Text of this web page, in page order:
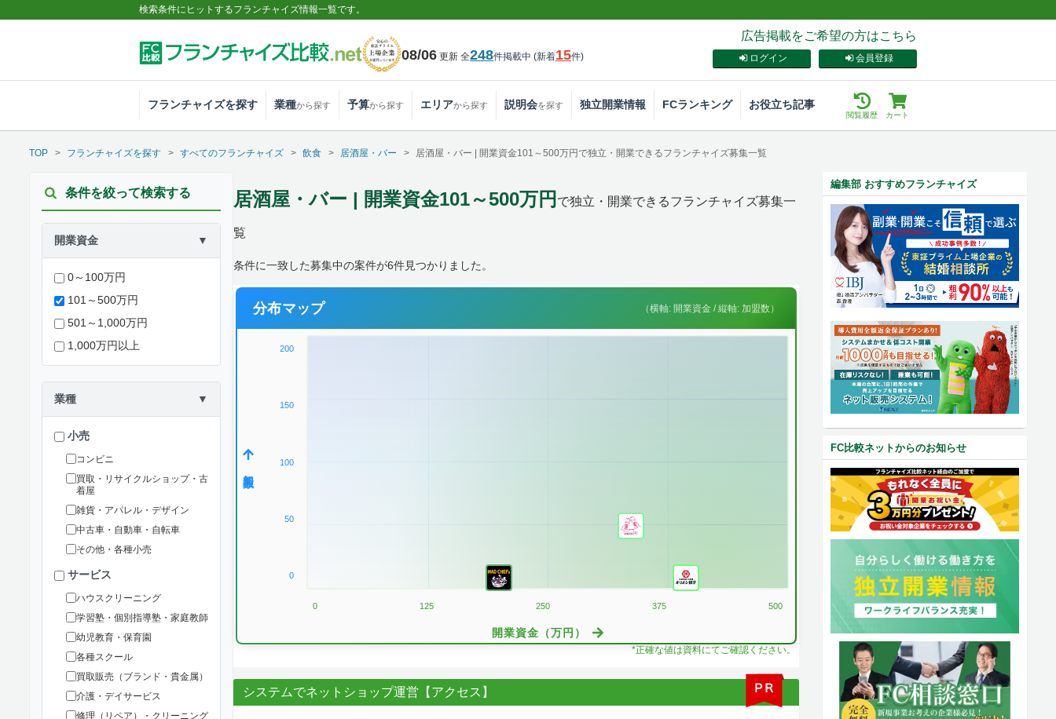
検索条件にヒットするフランチャイズ情報一覧です。
08/06 更新 全248件掲載中 (新着15件)
広告掲載をご希望の方はこちら
会員登録
ログイン
フランチャイズを探す 業種から探す 予算から探す エリアから探す 説明会を探す 独立開業情報 FCランキング お役立ち記事
カート
閲覧履歴
TOP フランチャイズを探す すべてのフランチャイズ 飲食 居酒屋・バー 居酒屋・バー | 開業資金101～500万円で独立・開業できるフランチャイズ募集一覧
条件を絞って検索する
開業資金 ▼
0～100万円
101～500万円
501～1,000万円
1,000万円以上
業種 ▼
小売
コンビニ
買取・リサイクルショップ・古
着屋
雑貨・アパレル・デザイン
中古車・自動車・自転車
その他・各種小売
サービス
ハウスクリーニング
学習塾・個別指導塾・家庭教師
幼児教育・保育園
各種スクール
買取販売（ブランド・貴金属）
介護・デイサービス
修理（リペア）・クリーニング
居酒屋・バー | 開業資金101～500万円 で独立・開業できるフランチャイズ募集一
覧
条件に一致した募集中の案件が6件見つかりました。
分布マップ （横軸: 開業資金 / 縦軸: 加盟数）
200
150
100
50
0
0 125 250 375 500
開業資金（万円）
*正確な値は資料にてご確認ください。
システムでネットショップ運営【アクセス】
編集部 おすすめフランチャイズ
FC比較ネットからのお知らせ